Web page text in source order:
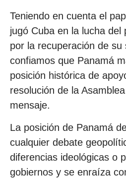
Teniendo en cuenta el
jugó Cuba en la lucha del
por la recuperación de su
confiamos que Panamá
posición histórica de
resolución de la
mensaje.
La posición de Panamá
cualquier debate
diferencias ideológicas o
gobiernos y se enraíza